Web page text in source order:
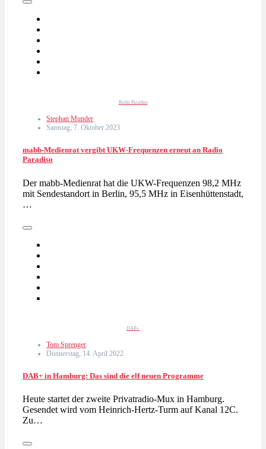
Radio Paradiso
Stephan Munder
Samstag, 7. Oktober 2023
mabb-Medienrat vergibt UKW-Frequenzen erneut an Radio
Paradiso
Der mabb-Medienrat hat die UKW-Frequenzen 98,2 MHz
mit Sendestandort in Berlin, 95,5 MHz in Eisenhüttenstadt,
…
DAB+
Tom Sprenger
Donnerstag, 14. April 2022
DAB+ in Hamburg: Das sind die elf neuen Programme
Heute startet der zweite Privatradio-Mux in Hamburg.
Gesendet wird vom Heinrich-Hertz-Turm auf Kanal 12C.
Zu…